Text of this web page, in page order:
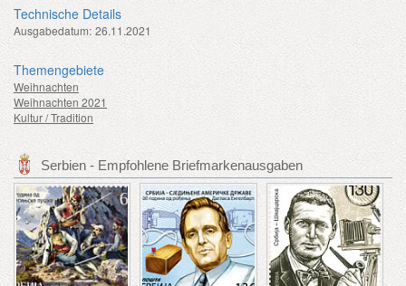
Technische Details
Ausgabedatum: 26.11.2021
Themengebiete
Weihnachten
Weihnachten 2021
Kultur / Tradition
Serbien - Empfohlene Briefmarkenausgaben